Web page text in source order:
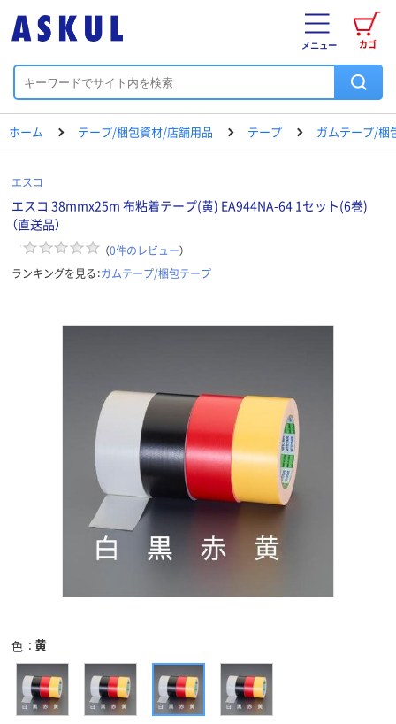
カゴ
メニュー
ホーム テープ/梱包資材/店舗用品 テープ ガムテープ/梱
エスコ
エスコ 38mmx25m 布粘着テープ(黄) EA944NA-64 1セット(6巻)
（直送品）
（0件のレビュー）
ランキングを見る：ガムテープ/梱包テープ
色 黄